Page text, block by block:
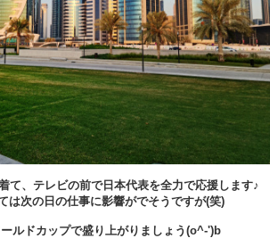
て、テレビの前で日本代表を全力で応援します♪
は次の日の仕事に影響がでそうですが(笑)
ルドカップで盛り上がりましょう(o^-')b